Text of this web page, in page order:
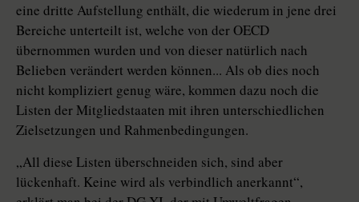
eine dritte Aufstellung enthält, die wiederum in jene drei
Bereiche unterteilt ist, welche von der OECD
übernommen wurden und von dieser natürlich nach
Belieben verändert werden können... Als ob dies noch
nicht kompliziert genug wäre, kommen dazu noch die
Listen der Mitgliedstaaten mit ihren unterschiedlichen
Zielsetzungen und Rahmenbedingungen.
„All diese Listen überschneiden sich, sind aber
lückenhaft. Keine wird als verbindlich anerkannt“,